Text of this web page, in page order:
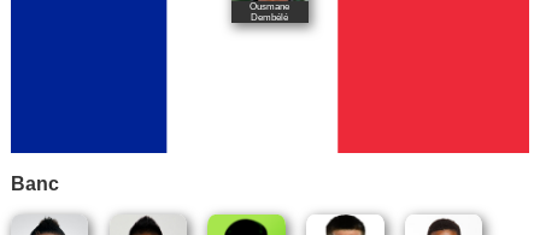
Ousmane
Dembélé
Banc